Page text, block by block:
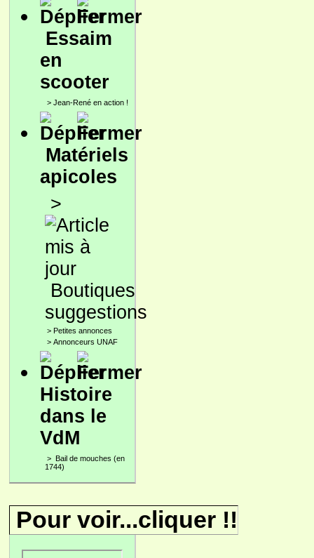
Essaim
en
scooter
> Jean-René en action !
Matériels
apicoles
>
Boutiques
suggestions
> Petites annonces
> Annonceurs UNAF
Histoire
dans le
VdM
> Bail de mouches (en
1744)
Pour voir...cliquer !!